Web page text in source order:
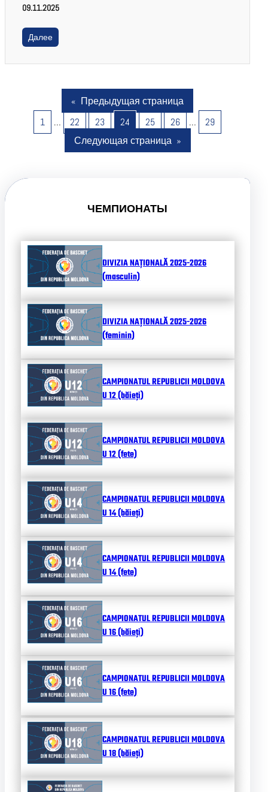
09.11.2025
Далее
« Предыдущая страница
1
… 22 23 24 25 26 …
29
Следующая страница »
ЧЕМПИОНАТЫ
DIVIZIA NAȚIONALĂ 2025-2026
(masculin)
DIVIZIA NAȚIONALĂ 2025-2026
(feminin)
CAMPIONATUL REPUBLICII MOLDOVA
U 12 (băieți)
CAMPIONATUL REPUBLICII MOLDOVA
U 12 (fete)
CAMPIONATUL REPUBLICII MOLDOVA
U 14 (băieți)
CAMPIONATUL REPUBLICII MOLDOVA
U 14 (fete)
CAMPIONATUL REPUBLICII MOLDOVA
U 16 (băieți)
CAMPIONATUL REPUBLICII MOLDOVA
U 16 (fete)
CAMPIONATUL REPUBLICII MOLDOVA
U 18 (băieți)